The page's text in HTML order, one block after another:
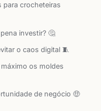
para crocheteiras
investir? 🤔
o caos digital 🧵
os moldes
de negócio 🤑